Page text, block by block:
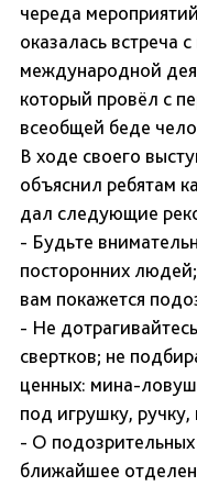
череда
оказалась встреча
международной
который провёл с
всеобщей беде
В ходе своего
объяснил ребятам
дал следующие
- Будьте
посторонних
вам покажется
- Не
свертков; не
ценных: мина-
под игрушку,
- О
ближайшее